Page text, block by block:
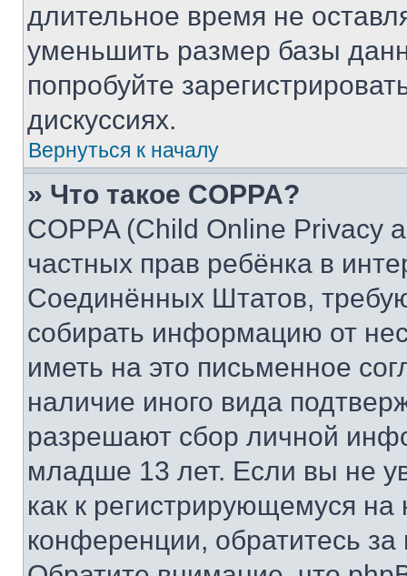
длительное время не
уменьшить размер базы
попробуйте
дискуссиях.
Вернуться к началу
» Что такое COPPA?
COPPA (Child Online Privacy
частных прав ребёнка в
Соединённых Штатов,
собирать информацию от
иметь на это письменное
наличие иного вида
разрешают сбор личной
младше 13 лет. Если вы не
как к регистрирующемуся
конференции, обратитесь